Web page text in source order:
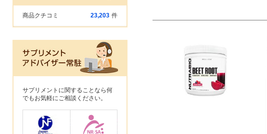
商品クチコミ 23,203 件
サプリメントに関することなら何
でもお気軽にご相談ください。